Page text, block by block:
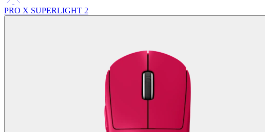
PRO X SUPERLIGHT 2